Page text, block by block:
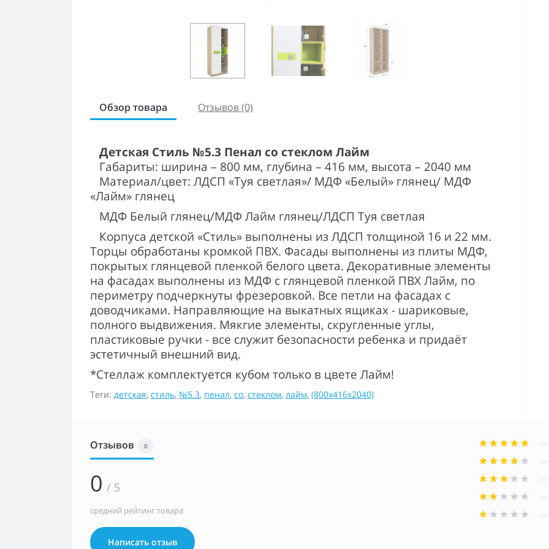
Обзор товара Отзывов (0)
Детская Стиль №5.3 Пенал со стеклом Лайм
Габариты: ширина – 800 мм, глубина – 416 мм, высота – 2040 мм
Материал/цвет: ЛДСП «Туя светлая»/ МДФ «Белый» глянец/ МДФ
«Лайм» глянец
МДФ Белый глянец/МДФ Лайм глянец/ЛДСП Туя светлая
Корпуса детской «Стиль» выполнены из ЛДСП толщиной 16 и 22 мм.
Торцы обработаны кромкой ПВХ. Фасады выполнены из плиты МДФ,
покрытых глянцевой пленкой белого цвета. Декоративные элементы
на фасадах выполнены из МДФ с глянцевой пленкой ПВХ Лайм, по
периметру подчеркнуты фрезеровкой. Все петли на фасадах с
доводчиками. Направляющие на выкатных ящиках - шариковые,
полного выдвижения. Мякгие элементы, скругленные углы,
пластиковые ручки - все служит безопасности ребенка и придаёт
эстетичный внешний вид.
*Стеллаж комплектуется кубом только в цвете Лайм!
Теги: детская, стиль, №5.3, пенал, со, стеклом, лайм, (800x416x2040)
Отзывов 0
0 / 5
средний рейтинг товара
Написать отзыв